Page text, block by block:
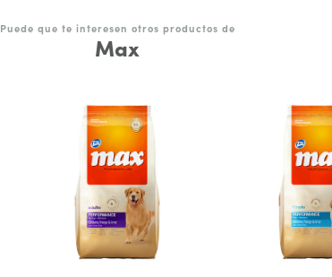
Puede que te interesen otros productos de
Max